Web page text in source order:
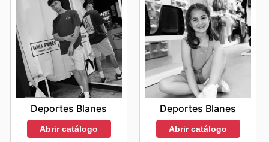
Deportes Blanes
Abrir catálogo
Deportes Blanes
Abrir catálogo